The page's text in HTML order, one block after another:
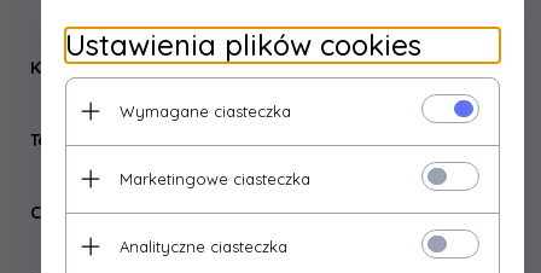
Konsystencja:produkt stały
Temperatura nakładania:temperatura pokojowa
Czas schnięcia:3 h
Ustawienia plików cookies
Wymagane ciasteczka
Marketingowe ciasteczka
Analityczne ciasteczka